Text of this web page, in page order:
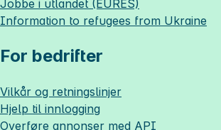
Jobbe i utlandet (EURES)
Information to refugees from Ukraine
For bedrifter
Vilkår og retningslinjer
Hjelp til innlogging
Overføre annonser med API